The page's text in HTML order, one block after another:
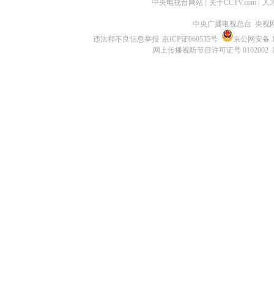
中央电视台网站 关于CCTV.com 人
中央广播电视总台 央视
违法和不良信息举报 京ICP证060535号
京公网安备
网上传播视听节目许可证号 0102002